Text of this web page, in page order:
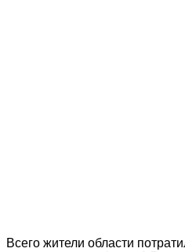
Всего жители области